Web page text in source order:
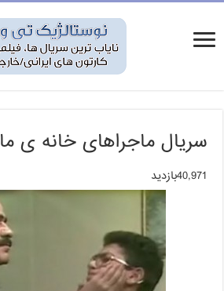
سریال ماجراهای خانه ی ما ۱۳۶۶
40,971بازدید